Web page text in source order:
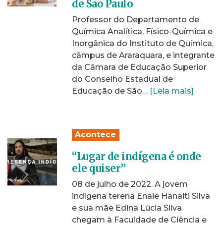
de São Paulo
Professor do Departamento de
Química Analítica, Físico-Química e
Inorgânica do Instituto de Química,
câmpus de Araraquara, e integrante
da Câmara de Educação Superior
do Conselho Estadual de
Educação de São… [Leia mais]
Acontece
“Lugar de indígena é onde
ele quiser”
08 de julho de 2022. A jovem
indígena terena Enaie Hanaiti Silva
e sua mãe Edina Lúcia Silva
chegam à Faculdade de Ciência e